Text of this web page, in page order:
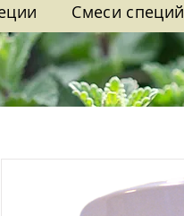
Cмеси специй